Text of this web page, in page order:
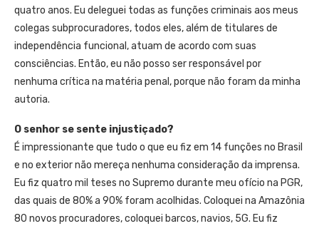
quatro anos. Eu deleguei todas as funções criminais aos meus
colegas subprocuradores, todos eles, além de titulares de
independência funcional, atuam de acordo com suas
consciências. Então, eu não posso ser responsável por
nenhuma crítica na matéria penal, porque não foram da minha
autoria.
O senhor se sente injustiçado?
É impressionante que tudo o que eu fiz em 14 funções no Brasil
e no exterior não mereça nenhuma consideração da imprensa.
Eu fiz quatro mil teses no Supremo durante meu ofício na PGR,
das quais de 80% a 90% foram acolhidas. Coloquei na Amazônia
80 novos procuradores, coloquei barcos, navios, 5G. Eu fiz